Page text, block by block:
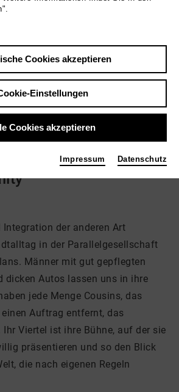
2019 | 97 min.
Olli Waldhauer
der anderen Art
in der Parallelgesellschaft
Männer mit gut gepflegten
dicken Autos lassen uns in ihre
jede Menge Cousins, das
Auftrag entfernt, das
Ihr Viertel ist ihre Bühne, auf der sie
präsentieren und so den Blick
die nach eigenen Regeln
Cookies akzeptieren
Einstellungen
Cookies akzeptieren
Impressum Datenschutz